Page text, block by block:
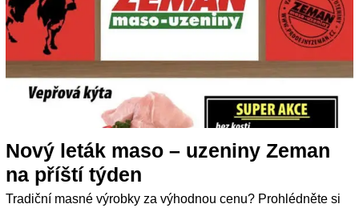
Nový leták maso – uzeniny Zeman
na příští týden
Tradiční masné výrobky za výhodnou cenu? Prohlédněte si